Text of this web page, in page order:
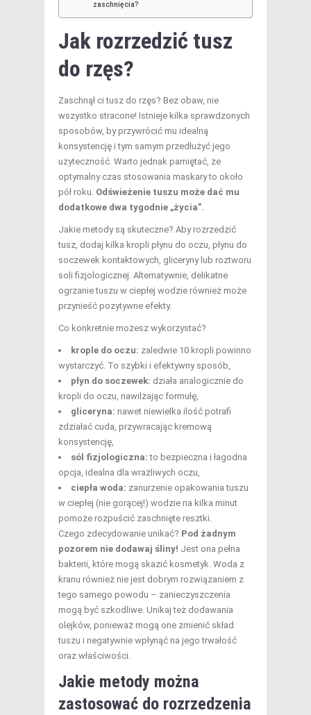
zaschnięcia?
Jak rozrzedzić tusz
do rzęs?
Zaschnął ci tusz do rzęs? Bez obaw, nie
wszystko stracone! Istnieje kilka sprawdzonych
sposobów, by przywrócić mu idealną
konsystencję i tym samym przedłużyć jego
użyteczność. Warto jednak pamiętać, że
optymalny czas stosowania maskary to około
pół roku. Odświeżenie tuszu może dać mu
dodatkowe dwa tygodnie „życia”.
Jakie metody są skuteczne? Aby rozrzedzić
tusz, dodaj kilka kropli płynu do oczu, płynu do
soczewek kontaktowych, gliceryny lub roztworu
soli fizjologicznej. Alternatywnie, delikatne
ogrzanie tuszu w ciepłej wodzie również może
przynieść pozytywne efekty.
Co konkretnie możesz wykorzystać?
krople do oczu: zaledwie 10 kropli powinno
wystarczyć. To szybki i efektywny sposób,
płyn do soczewek: działa analogicznie do
kropli do oczu, nawilżając formułę,
gliceryna: nawet niewielka ilość potrafi
zdziałać cuda, przywracając kremową
konsystencję,
sól fizjologiczna: to bezpieczna i łagodna
opcja, idealna dla wrażliwych oczu,
ciepła woda: zanurzenie opakowania tuszu
w ciepłej (nie gorącej!) wodzie na kilka minut
pomoże rozpuścić zaschnięte resztki.
Czego zdecydowanie unikać? Pod żadnym
pozorem nie dodawaj śliny! Jest ona pełna
bakterii, które mogą skazić kosmetyk. Woda z
kranu również nie jest dobrym rozwiązaniem z
tego samego powodu – zanieczyszczenia
mogą być szkodliwe. Unikaj też dodawania
olejków, ponieważ mogą one zmienić skład
tuszu i negatywnie wpłynąć na jego trwałość
oraz właściwości.
Jakie metody można
zastosować do rozrzedzenia